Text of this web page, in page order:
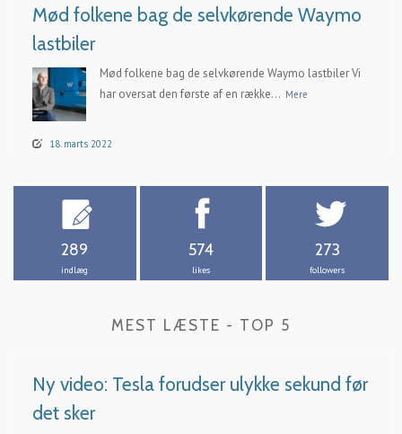
Mød folkene bag de selvkørende Waymo
lastbiler
Mød folkene bag de selvkørende Waymo lastbiler Vi
har oversat den første af en række... Mere
18. marts 2022
289
indlæg
574
likes
273
followers
MEST LÆSTE - TOP 5
Ny video: Tesla forudser ulykke sekund før
det sker